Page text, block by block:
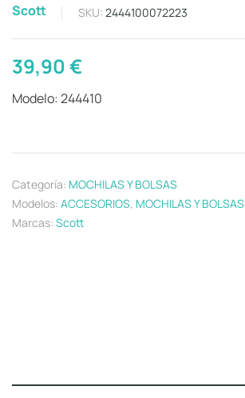
Scott SKU: 2444100072223
39,90€
Modelo: 244410
Categoría: MOCHILAS Y BOLSAS
Modelos: ACCESORIOS, MOCHILAS Y BOLSAS
Marcas: Scott